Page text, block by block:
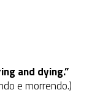
and dying.”
e morrendo.)